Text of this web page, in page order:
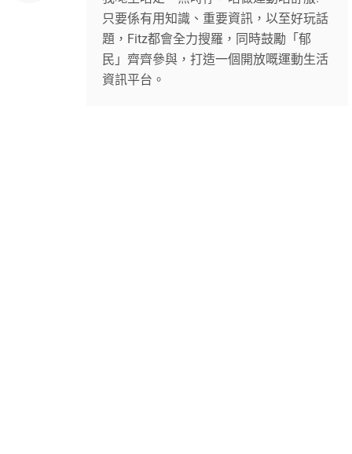
只要係有用知識、重要資訊，以至好玩話
題，Fitz都會全力搜羅，同時鼓勵「郁
民」齊齊參與，打造一個開放嘅運動生活
資訊平台。